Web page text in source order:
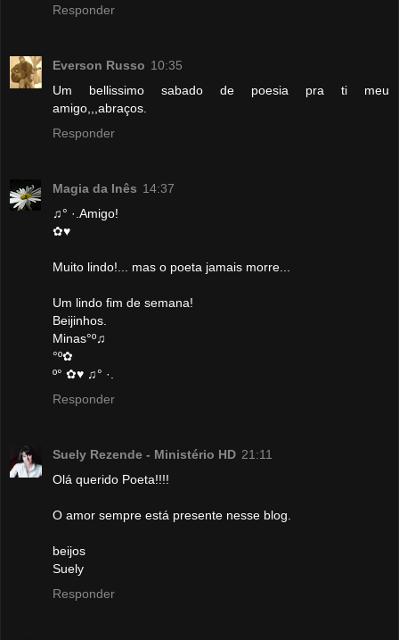
Responder
Everson Russo 10:35
Um bellissimo sabado de poesia pra ti meu
amigo,,,abraços.
Responder
Magia da Inês 14:37
♫° ·.Amigo!
✿♥
Muito lindo!... mas o poeta jamais morre...
Um lindo fim de semana!
Beijinhos.
Minas°º♫
°º✿
º° ✿♥ ♫° ·.
Responder
Suely Rezende - Ministério HD 21:11
Olá querido Poeta!!!!
O amor sempre está presente nesse blog.
beijos
Suely
Responder